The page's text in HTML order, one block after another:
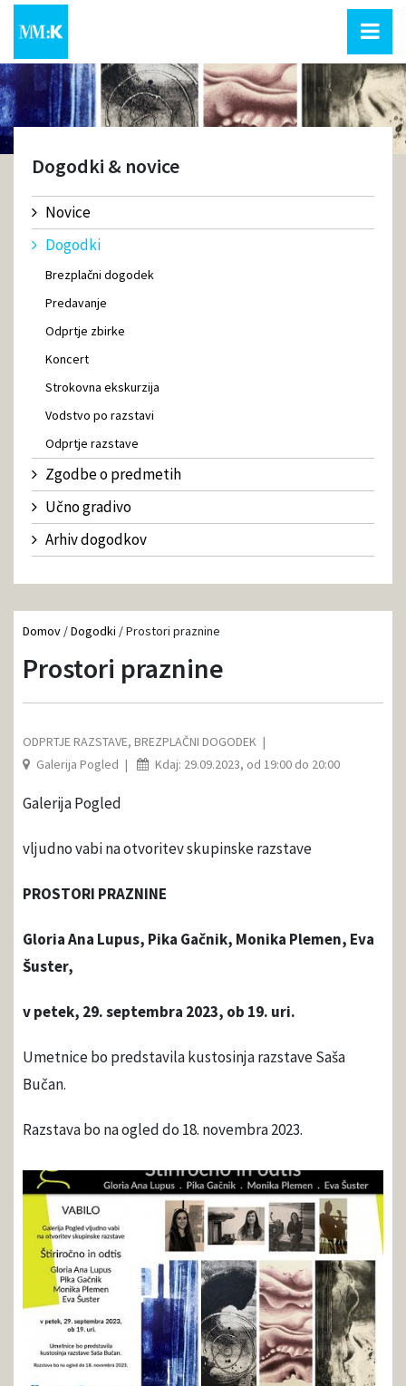
Dogodki & novice
Novice
Dogodki
Brezplačni dogodek
Predavanje
Odprtje zbirke
Koncert
Strokovna ekskurzija
Vodstvo po razstavi
Odprtje razstave
Zgodbe o predmetih
Učno gradivo
Arhiv dogodkov
Domov /Dogodki /Prostori praznine
Prostori praznine
ODPRTJE RAZSTAVE, BREZPLAČNI DOGODEK
Galerija Pogled
Kdaj: 29.09.2023, od 19:00 do 20:00
Galerija Pogled
vljudno vabi na otvoritev skupinske razstave
PROSTORI PRAZNINE
Gloria Ana Lupus, Pika Gačnik, Monika Plemen, Eva
Šuster,
v petek, 29. septembra 2023, ob 19. uri.
Umetnice bo predstavila kustosinja razstave Saša
Bučan.
Razstava bo na ogled do 18. novembra 2023.